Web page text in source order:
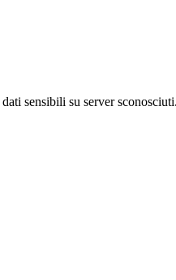
sensibili su server sconosciuti.